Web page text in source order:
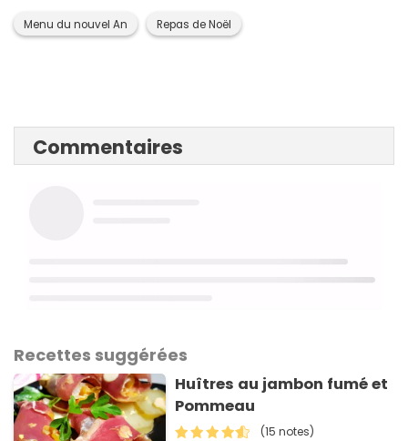
Menu du nouvel An Repas de Noël
Commentaires
Recettes suggérées
Huîtres au jambon fumé et
Pommeau
(15 notes)